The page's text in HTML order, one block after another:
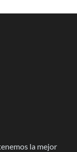
la mejor